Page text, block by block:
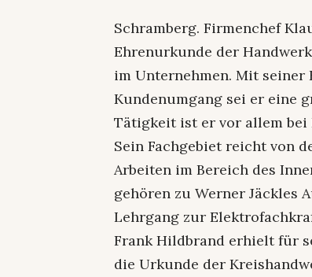
Schramberg. Firmenchef
Ehrenurkunde der
im Unternehmen. Mit seiner
Kundenumgang sei er eine
Tätigkeit ist er vor allem
Sein Fachgebiet reicht von
Arbeiten im Bereich des
gehören zu Werner Jäckles
Lehrgang zur
Frank Hildbrand erhielt für
die Urkunde der